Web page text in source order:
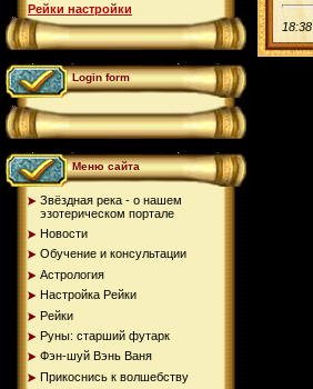
Рейки настройки
Login form
Меню сайта
Звёздная река - о нашем
эзотерическом портале
Новости
Обучение и консультации
Астрология
Настройка Рейки
Рейки
Руны: старший футарк
Фэн-шуй Вэнь Ваня
Прикоснись к волшебству
18:38